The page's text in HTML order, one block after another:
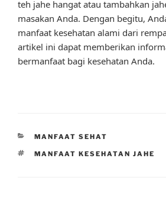
teh jahe hangat atau tambahkan
masakan Anda. Dengan begitu,
manfaat kesehatan alami dari
artikel ini dapat memberikan
bermanfaat bagi kesehatan Anda.
CATEGORIES
MANFAAT SEHAT
TAGS
MANFAAT KESEHATAN JAHE